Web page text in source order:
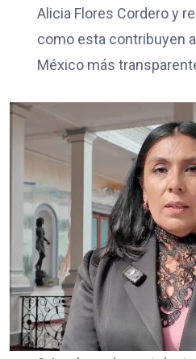
Alicia Flores Cordero y
como esta contribuyen
México más